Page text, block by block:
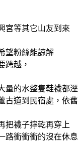
宮等其它山友到來
望粉絲能諒解
跨越，
量的水整隻鞋襪都溼
古道到民宿處，依舊
把襪子擰乾再穿上
路衝衝衝的沒在休息